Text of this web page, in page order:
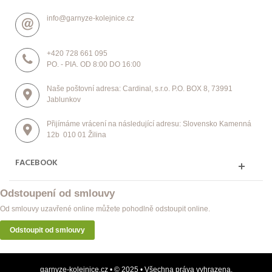
info@garnyze-kolejnice.cz
+420 728 661 095
PO. - PIA. OD 8:00 DO 16:00
Naše poštovní adresa: Cardinal, s.r.o. P.O. BOX 8, 73991
Jablunkov
Přijímáme vrácení na následující adresu: Slovensko Kamenná
12b 010 01 Žilina
FACEBOOK
Odstoupení od smlouvy
Od smlouvy uzavřené online můžete pohodlně odstoupit online.
Odstoupit od smlouvy
garnyze-kolejnice.cz • © 2025 • Všechna práva vyhrazena.